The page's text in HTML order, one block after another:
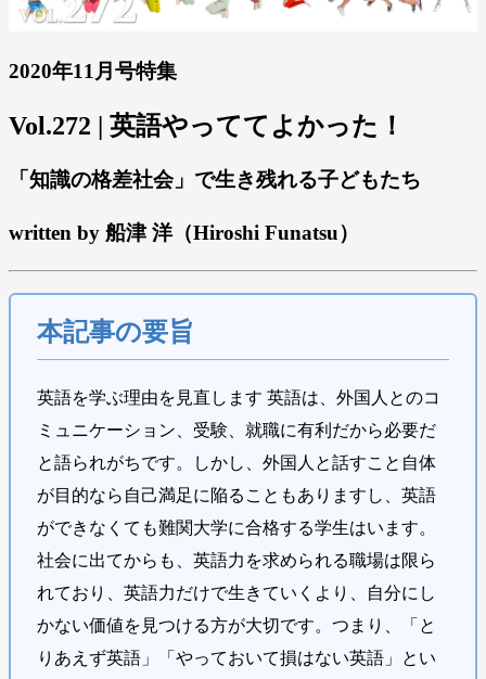
2020年11月号特集
Vol.272 | 英語やっててよかった！
「知識の格差社会」で生き残れる子どもたち
written by 船津 洋（Hiroshi Funatsu）
本記事の要旨
英語を学ぶ理由を見直します 英語は、外国人とのコ
ミュニケーション、受験、就職に有利だから必要だ
と語られがちです。しかし、外国人と話すこと自体
が目的なら自己満足に陥ることもありますし、英語
ができなくても難関大学に合格する学生はいます。
社会に出てからも、英語力を求められる職場は限ら
れており、英語力だけで生きていくより、自分にし
かない価値を見つける方が大切です。つまり、「と
りあえず英語」「やっておいて損はない英語」とい